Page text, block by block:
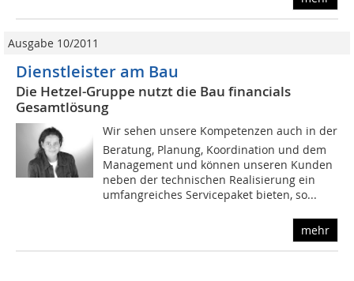
Ausgabe 10/2011
Dienstleister am Bau
Die Hetzel-Gruppe nutzt die Bau financials
Gesamtlösung
Wir sehen unsere Kompetenzen auch in der
Beratung, Planung, Koordination und dem
Management und können unseren Kunden
neben der technischen Realisierung ein
umfangreiches Servicepaket bieten, so...
mehr